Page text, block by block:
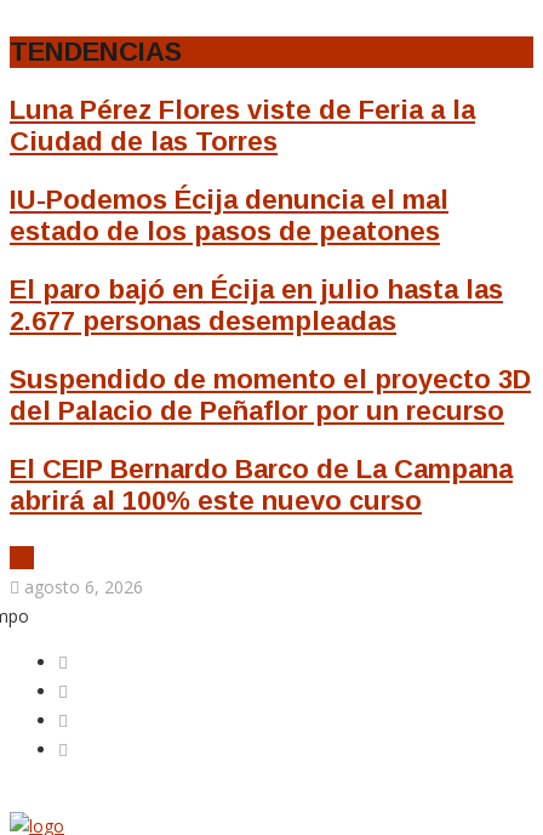
TENDENCIAS
Luna Pérez Flores viste de Feria a la
Ciudad de las Torres
IU-Podemos Écija denuncia el mal
estado de los pasos de peatones
El paro bajó en Écija en julio hasta las
2.677 personas desempleadas
Suspendido de momento el proyecto 3D
del Palacio de Peñaflor por un recurso
El CEIP Bernardo Barco de La Campana
abrirá al 100% este nuevo curso
agosto 6, 2026